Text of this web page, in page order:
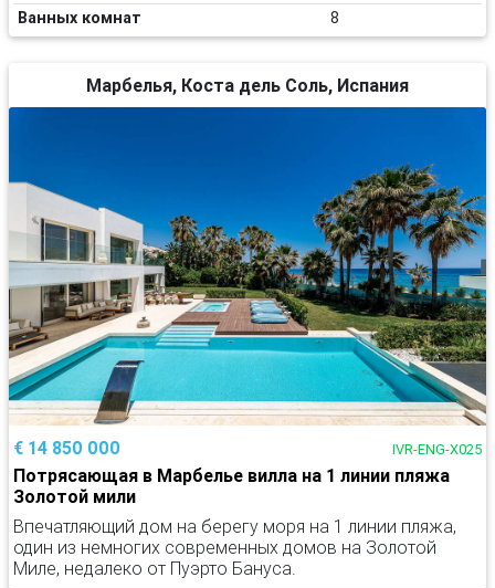
Ванных комнат 8
Марбелья, Коста дель Соль, Испания
€ 14 850 000 IVR-ENG-X025
Потрясающая в Марбелье вилла на 1 линии пляжа
Золотой мили
Впечатляющий дом на берегу моря на 1 линии пляжа,
один из немногих современных домов на Золотой
Миле, недалеко от Пуэрто Бануса.